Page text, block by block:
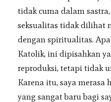
tidak cuma dalam
seksualitas tidak dilihat
dengan spiritualitas.
Katolik, ini dipisahkan
reproduksi, tetapi tidak
Karena itu, saya merasa
yang sangat baru bagi